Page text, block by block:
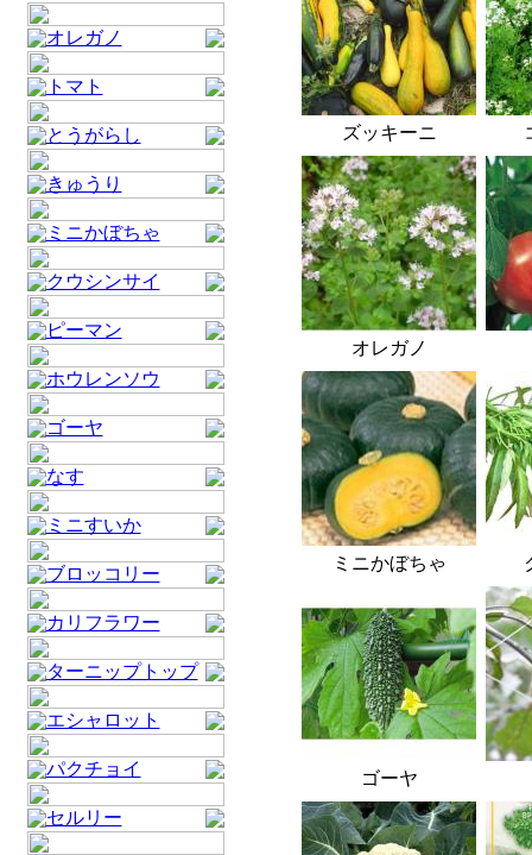
オレガノ
トマト
とうがらし
きゅうり
ミニかぼちゃ
クウシンサイ
ピーマン
ホウレンソウ
ゴーヤ
なす
ミニすいか
ブロッコリー
カリフラワー
ターニップトップ
エシャロット
パクチョイ
セルリー
ズッキーニ
オレガノ
ミニかぼちゃ
ゴーヤ